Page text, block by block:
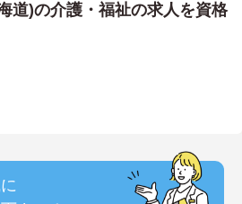
道)の介護・福祉の求人を資格